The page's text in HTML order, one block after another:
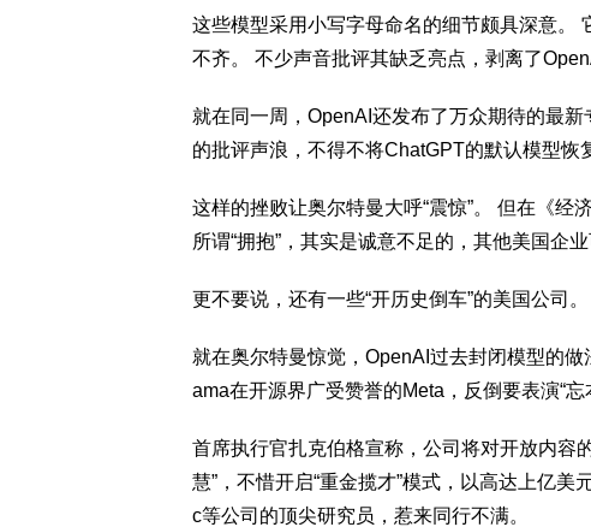
这些模型采用小写字母命名的细节颇具深意。
不齐。 不少声音批评其缺乏亮点，剥离了
就在同一周，OpenAI还发布了万众期待的最
的批评声浪，不得不将ChatGPT的默认模型恢
这样的挫败让奥尔特曼大呼“震惊”。 但在《
所谓“拥抱”，其实是诚意不足的，其他美国企业
更不要说，还有一些“开历史倒车”的美国公司。
就在奥尔特曼惊觉，OpenAI过去封闭模型的做
ama在开源界广受赞誉的Meta，反倒要表演“忘
首席执行官扎克伯格宣称，公司将对开放内容
慧”，不惜开启“重金揽才”模式，以高达上亿
c等公司的顶尖研究员，惹来同行不满。